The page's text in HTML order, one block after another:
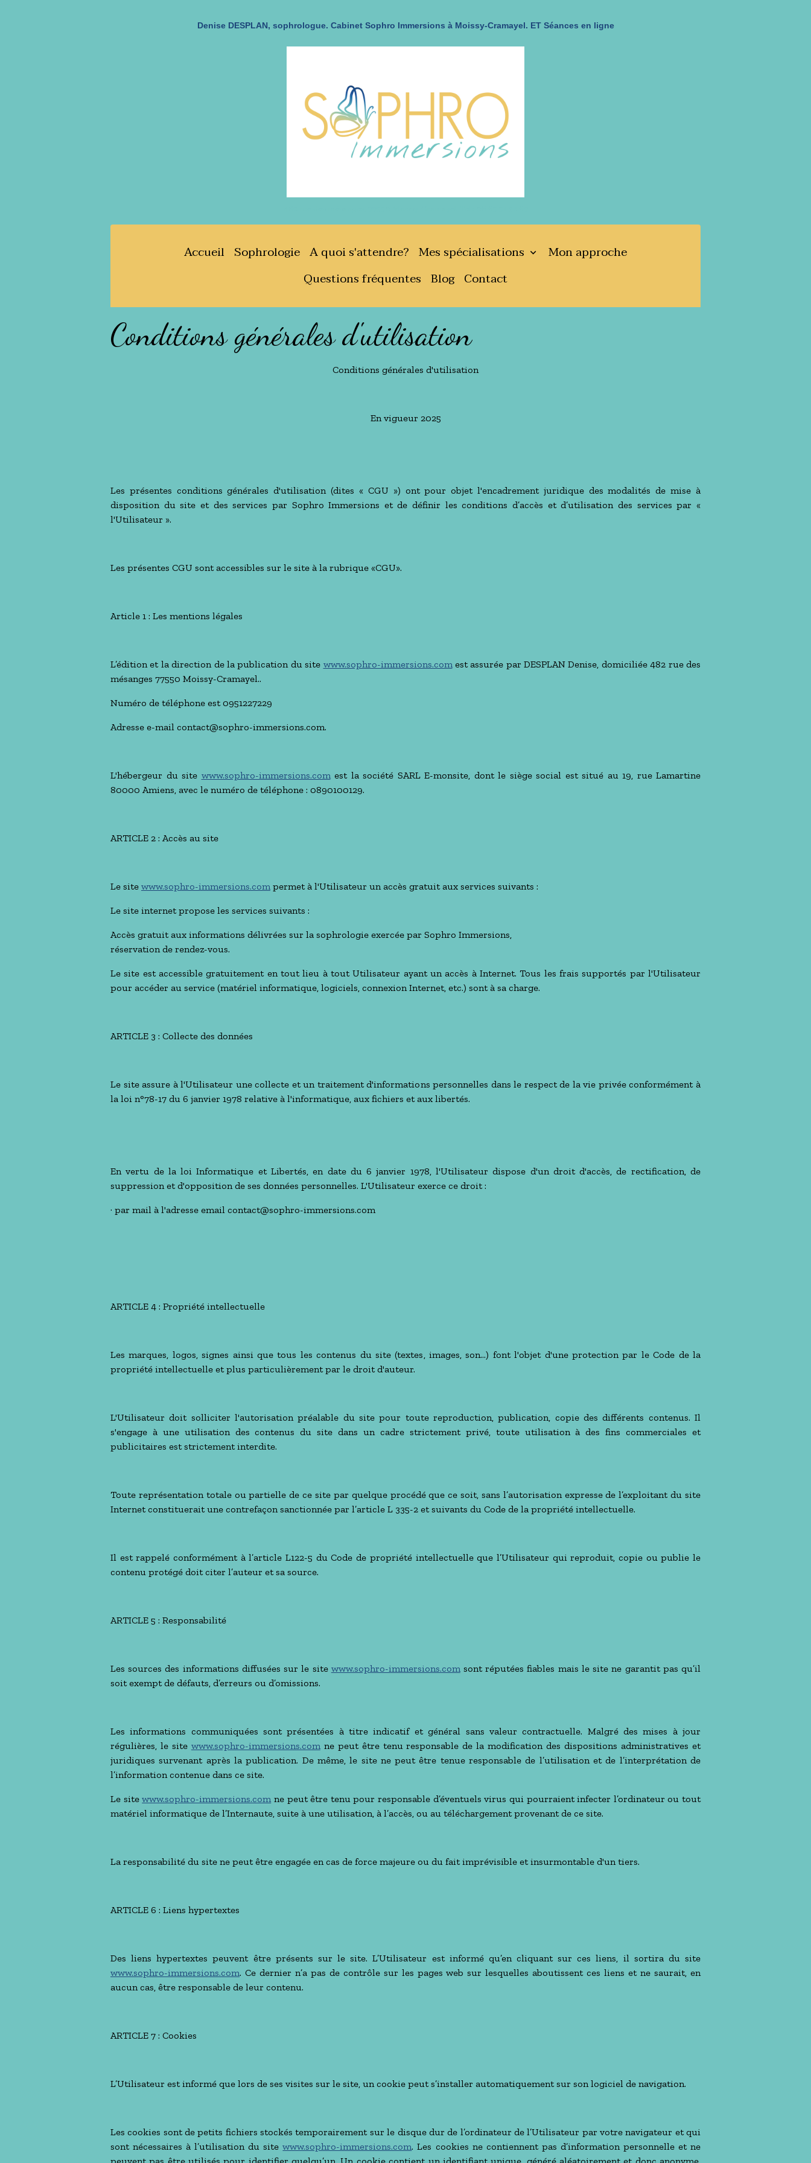
Denise DESPLAN, sophrologue. Cabinet Sophro Immersions à Moissy-Cramayel. ET Séances en ligne
Accueil Sophrologie A quoi s'attendre? Mes spécialisations
Mon approche
Questions fréquentes Blog Contact
Conditions générales d'utilisation
Conditions générales d'utilisation
En vigueur 2025
Les présentes conditions générales d'utilisation (dites « CGU ») ont pour objet l'encadrement juridique des modalités de mise à
disposition du site et des services par Sophro Immersions et de définir les conditions d’accès et d’utilisation des services par «
l'Utilisateur ».
Les présentes CGU sont accessibles sur le site à la rubrique «CGU».
Article 1 : Les mentions légales
L’édition et la direction de la publication du site www.sophro-immersions.comest assurée par DESPLAN Denise, domiciliée 482 rue des
mésanges 77550 Moissy-Cramayel..
Numéro de téléphone est 0951227229
Adresse e-mail contact@sophro-immersions.com.
L'hébergeur du site www.sophro-immersions.comest la société SARL E-monsite, dont le siège social est situé au 19, rue Lamartine
80000 Amiens, avec le numéro de téléphone : 0890100129.
ARTICLE 2 : Accès au site
Le site www.sophro-immersions.compermet à l'Utilisateur un accès gratuit aux services suivants :
Le site internet propose les services suivants :
Accès gratuit aux informations délivrées sur la sophrologie exercée par Sophro Immersions,
réservation de rendez-vous.
Le site est accessible gratuitement en tout lieu à tout Utilisateur ayant un accès à Internet. Tous les frais supportés par l'Utilisateur
pour accéder au service (matériel informatique, logiciels, connexion Internet, etc.) sont à sa charge.
ARTICLE 3 : Collecte des données
Le site assure à l'Utilisateur une collecte et un traitement d'informations personnelles dans le respect de la vie privée conformément à
la loi n°78-17 du 6 janvier 1978 relative à l'informatique, aux fichiers et aux libertés.
En vertu de la loi Informatique et Libertés, en date du 6 janvier 1978, l'Utilisateur dispose d'un droit d'accès, de rectification, de
suppression et d'opposition de ses données personnelles. L'Utilisateur exerce ce droit :
· par mail à l'adresse email contact@sophro-immersions.com
ARTICLE 4 : Propriété intellectuelle
Les marques, logos, signes ainsi que tous les contenus du site (textes, images, son…) font l'objet d'une protection par le Code de la
propriété intellectuelle et plus particulièrement par le droit d'auteur.
L'Utilisateur doit solliciter l'autorisation préalable du site pour toute reproduction, publication, copie des différents contenus. Il
s'engage à une utilisation des contenus du site dans un cadre strictement privé, toute utilisation à des fins commerciales et
publicitaires est strictement interdite.
Toute représentation totale ou partielle de ce site par quelque procédé que ce soit, sans l’autorisation expresse de l’exploitant du site
Internet constituerait une contrefaçon sanctionnée par l’article L 335-2 et suivants du Code de la propriété intellectuelle.
Il est rappelé conformément à l’article L122-5 du Code de propriété intellectuelle que l’Utilisateur qui reproduit, copie ou publie le
contenu protégé doit citer l’auteur et sa source.
ARTICLE 5 : Responsabilité
Les sources des informations diffusées sur le site www.sophro-immersions.comsont réputées fiables mais le site ne garantit pas qu’il
soit exempt de défauts, d’erreurs ou d’omissions.
Les informations communiquées sont présentées à titre indicatif et général sans valeur contractuelle. Malgré des mises à jour
régulières, le site www.sophro-immersions.comne peut être tenu responsable de la modification des dispositions administratives et
juridiques survenant après la publication. De même, le site ne peut être tenue responsable de l’utilisation et de l’interprétation de
l’information contenue dans ce site.
Le sitewww.sophro-immersions.comne peut être tenu pour responsable d’éventuels virus qui pourraient infecter l’ordinateur ou tout
matériel informatique de l’Internaute, suite à une utilisation, à l’accès, ou au téléchargement provenant de ce site.
La responsabilité du site ne peut être engagée en cas de force majeure ou du fait imprévisible et insurmontable d'un tiers.
ARTICLE 6 : Liens hypertextes
Des liens hypertextes peuvent être présents sur le site. L’Utilisateur est informé qu’en cliquant sur ces liens, il sortira du site
www.sophro-immersions.com. Ce dernier n’a pas de contrôle sur les pages web sur lesquelles aboutissent ces liens et ne saurait, en
aucun cas, être responsable de leur contenu.
ARTICLE 7 : Cookies
L’Utilisateur est informé que lors de ses visites sur le site, un cookie peut s’installer automatiquement sur son logiciel de navigation.
Les cookies sont de petits fichiers stockés temporairement sur le disque dur de l’ordinateur de l’Utilisateur par votre navigateur et qui
sont nécessaires à l’utilisation du sitewww.sophro-immersions.com. Les cookies ne contiennent pas d’information personnelle et ne